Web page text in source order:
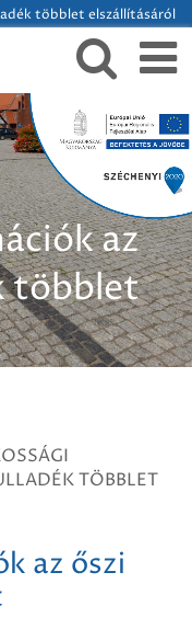
többlet elszállításáról
az
többlet
TÖBBLET
az őszi